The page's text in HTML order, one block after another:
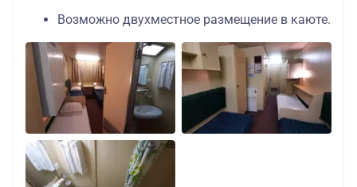
Возможно двухместное размещение в каюте.